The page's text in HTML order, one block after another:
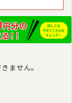
ません。